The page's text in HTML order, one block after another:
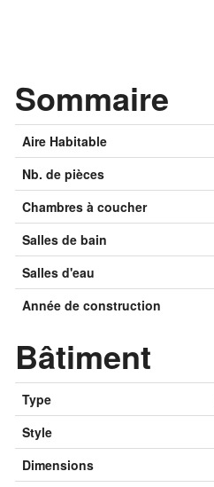
Sommaire
Aire Habitable
Nb. de pièces
Chambres à coucher
Salles de bain
Salles d'eau
Année de construction
Bâtiment
Type
Style
Dimensions